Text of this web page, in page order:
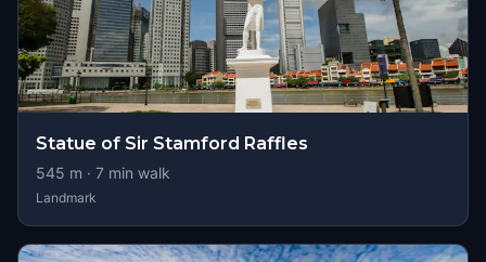
Statue of Sir Stamford Raffles
545 m · 7 min walk
Landmark